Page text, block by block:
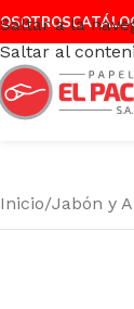
Saltar a la
Saltar al
Inicio/Jabón y